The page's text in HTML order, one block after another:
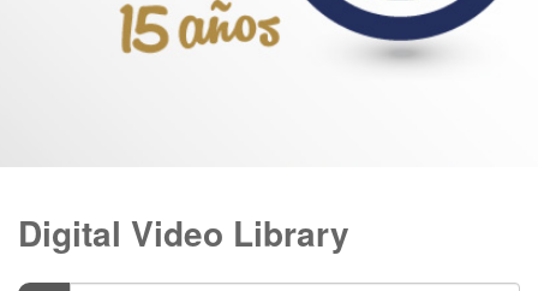
Digital Video Library